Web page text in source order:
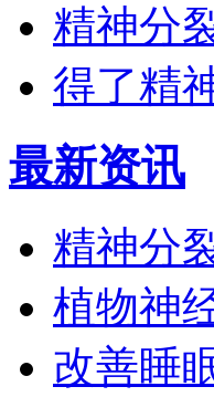
精神分
得了精
最新资讯
精神分
植物神
改善睡